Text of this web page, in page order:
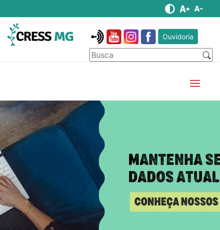
Ouvidoria